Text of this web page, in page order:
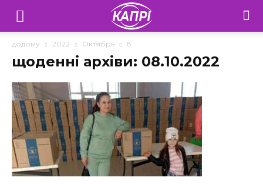
Телебачення
«Капрі»
Новини
Донеччини
додому 2022 Октябрь 8
щоденні архіви: 08.10.2022